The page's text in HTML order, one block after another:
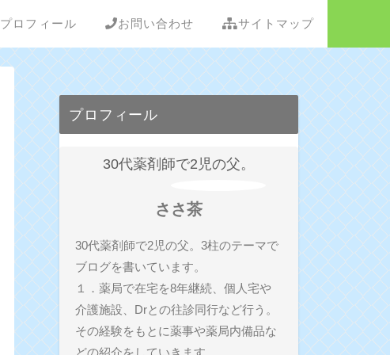
プロフィール お問い合わせ サイトマップ
プロフィール
30代薬剤師で2児の父。
ささ茶
30代薬剤師で2児の父。3柱のテーマで
ブログを書いています。
１．薬局で在宅を8年継続、個人宅や
介護施設、Drとの往診同行など行う。
その経験をもとに薬事や薬局内備品な